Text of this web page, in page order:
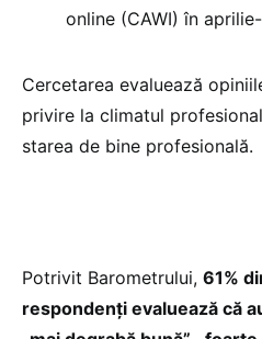
online (CAWI) în
Cercetarea evaluează
privire la climatul
starea de bine profesională.
Potrivit Barometrului, 61%
respondenți evaluează că